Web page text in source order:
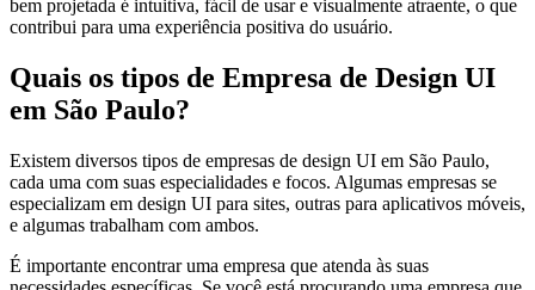
bem projetada é intuitiva, fácil de usar e visualmente atraente, o que
contribui para uma experiência positiva do usuário.
Quais os tipos de Empresa de Design UI
em São Paulo?
Existem diversos tipos de empresas de design UI em São Paulo,
cada uma com suas especialidades e focos. Algumas empresas se
especializam em design UI para sites, outras para aplicativos móveis,
e algumas trabalham com ambos.
É importante encontrar uma empresa que atenda às suas